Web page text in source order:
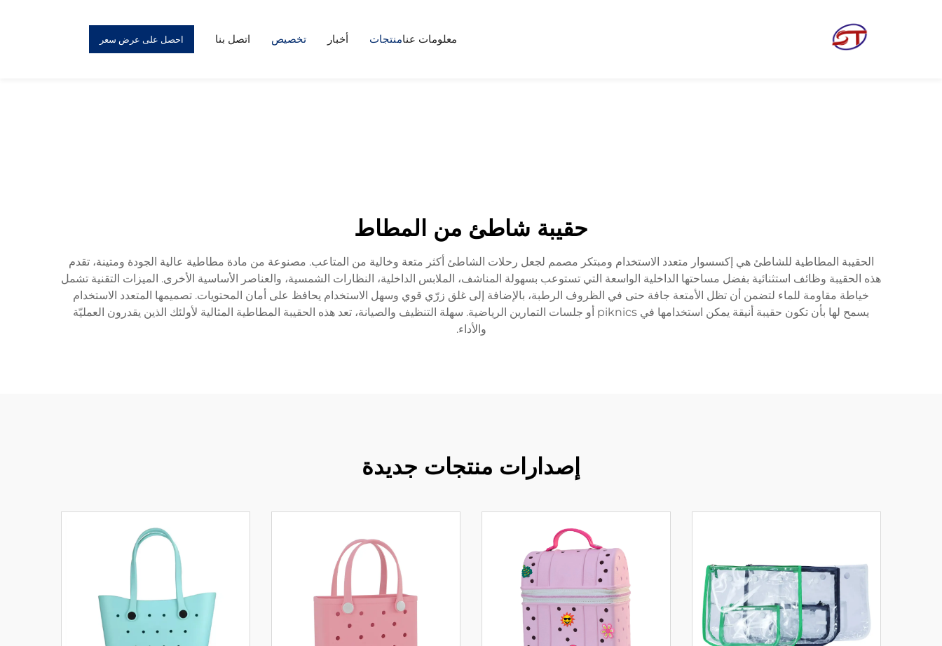
معلومات عنامنتجات أخبار تخصيص اتصل بنا احصل على عرض سعر
حقيبة شاطئ من المطاط
الحقيبة المطاطية للشاطئ هي إكسسوار متعدد الاستخدام ومبتكر مصمم لجعل رحلات الشاطئ أكثر متعة وخالية من المتاعب. مصنوعة من مادة مطاطية عالية الجودة ومتينة، تقدم
هذه الحقيبة وظائف استثنائية بفضل مساحتها الداخلية الواسعة التي تستوعب بسهولة المناشف، الملابس الداخلية، النظارات الشمسية، والعناصر الأساسية الأخرى. الميزات التقنية تشمل
خياطة مقاومة للماء لتضمن أن تظل الأمتعة جافة حتى في الظروف الرطبة، بالإضافة إلى غلق زرّي قوي وسهل الاستخدام يحافظ على أمان المحتويات. تصميمها المتعدد الاستخدام
يسمح لها بأن تكون حقيبة أنيقة يمكن استخدامها في piknics أو جلسات التمارين الرياضية. سهلة التنظيف والصيانة، تعد هذه الحقيبة المطاطية المثالية لأولئك الذين يقدرون العمليّة
والأداء.
إصدارات منتجات جديدة